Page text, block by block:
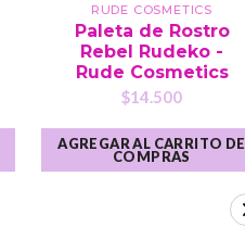
RUDE COSMETICS
Paleta de Rostro
Rebel Rudeko -
Rude Cosmetics
$14.500
AGREGAR AL CARRITO DE
COMPRAS